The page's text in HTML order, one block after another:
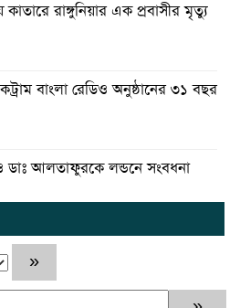
কাতারে রাঙ্গুনিয়ার এক প্রবাসীর মৃত্যু
বাংলা রেডিও অনুষ্ঠানের ৩১ বছর
আলতাফুরকে লন্ডনে সংবধনা